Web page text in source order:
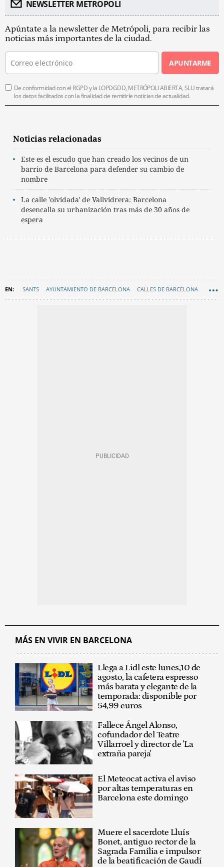
NEWSLETTER METROPOLI
Apúntate a la newsletter de Metrópoli, para recibir las
noticias más importantes de la ciudad.
APUNTARME
De conformidad con el RGPD y la LOPDGDD, METRÓPOLI ABIERTA, SLU tratará
los datos facilitados con la finalidad de remitirle noticias de actualidad.
Noticias relacionadas
Este es el escudo que han creado los vecinos de un
barrio de Barcelona para defender su cambio de
nombre
La calle 'olvidada' de Vallvidrera: Barcelona
desencalla su urbanización tras más de 30 años de
espera
SANTS AYUNTAMIENTO DE BARCELONA CALLES DE BARCELONA
MÁS EN VIVIR EN BARCELONA
Llega a Lidl este lunes,10 de
agosto, la cafetera espresso
más barata y elegante de la
temporada: disponible por
54,99 euros
Fallece Ángel Alonso,
cofundador del Teatre
Villarroel y director de 'La
extraña pareja'
El Meteocat activa el aviso
por altas temperaturas en
Barcelona este domingo
Muere el sacerdote Lluís
Bonet, antiguo rector de la
Sagrada Família e impulsor
de la beatificación de Gaudí